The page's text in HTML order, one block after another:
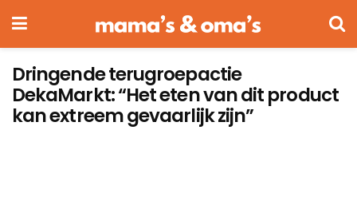
Dringende terugroepactie
DekaMarkt: “Het eten van dit product
kan extreem gevaarlijk zijn”